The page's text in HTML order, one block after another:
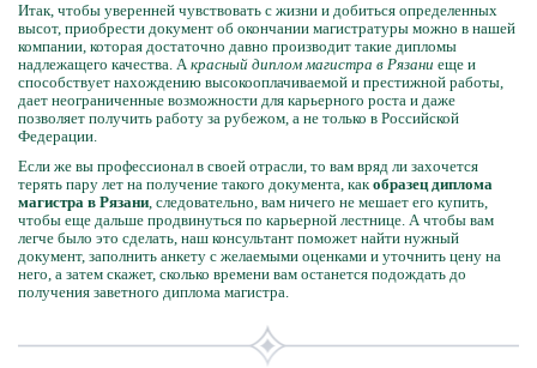
Итак, чтобы уверенней чувствовать с жизни и добиться определенных
высот, приобрести документ об окончании магистратуры можно в нашей
компании, которая достаточно давно производит такие дипломы
надлежащего качества. Акрасный диплом магистра в Рязани еще и
способствует нахождению высокооплачиваемой и престижной работы,
дает неограниченные возможности для карьерного роста и даже
позволяет получить работу за рубежом, а не только в Российской
Федерации.
Если же вы профессионал в своей отрасли, то вам вряд ли захочется
терять пару лет на получение такого документа, какобразец диплома
магистра в Рязани, следовательно, вам ничего не мешает его купить,
чтобы еще дальше продвинуться по карьерной лестнице. А чтобы вам
легче было это сделать, наш консультант поможет найти нужный
документ, заполнить анкету с желаемыми оценками и уточнить цену на
него, а затем скажет, сколько времени вам останется подождать до
получения заветного диплома магистра.